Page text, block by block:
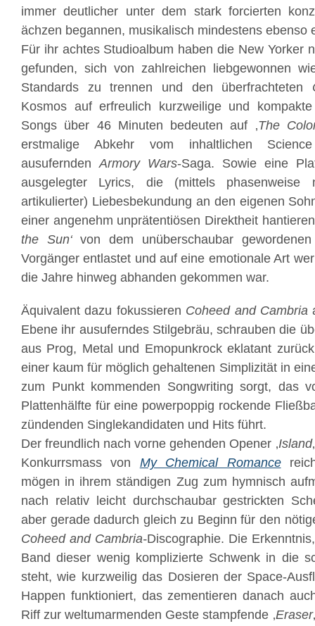
immer deutlicher unter dem stark forcierten
ächzen begannen, musikalisch mindestens ebenso
Für ihr achtes Studioalbum haben die New Yorker
gefunden, sich von zahlreichen liebgewonnen
Standards zu trennen und den überfrachteten
Kosmos auf erfreulich kurzweilige und
Songs über 46 Minuten bedeuten auf ‚The
erstmalige Abkehr vom inhaltlichen
ausuferndenArmory Wars-Saga. Sowie eine
ausgelegter Lyrics, die (mittels phasenweise
artikulierter) Liebesbekundung an den eigenen
einer angenehm unprätentiösen Direktheit
the Sun‘von dem unüberschaubar gewordenen
Vorgänger entlastet und auf eine emotionale Art
die Jahre hinweg abhanden gekommen war.
Äquivalent dazu fokussieren Coheed and Cambria
Ebene ihr ausuferndes Stilgebräu, schrauben die
aus Prog, Metal und Emopunkrock eklatant
einer kaum für möglich gehaltenen Simplizität in
zum Punkt kommenden Songwriting sorgt, das
Plattenhälfte für eine powerpoppig rockende
zündenden Singlekandidaten und Hits führt.
Der freundlich nach vorne gehenden Opener ‚Island
Konkurrsmass von My Chemical Romance
mögen in ihrem ständigen Zug zum hymnisch
nach relativ leicht durchschaubar gestrickten
aber gerade dadurch gleich zu Beginn für den
Coheed and Cambria-Discographie. Die
Band dieser wenig komplizierte Schwenk in die
steht, wie kurzweilig das Dosieren der Space-
Happen funktioniert, das zementieren danach
Riff zur weltumarmenden Geste stampfende ‚Eraser